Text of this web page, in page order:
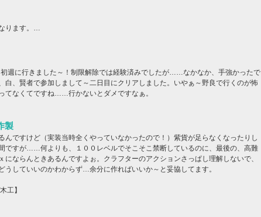
ります。…
週に行きました～！制限解除では経験済みでしたが……なかなか、手強かったで
白、賢者で参加しまして～二日目にクリアしました。いやぁ～野良で行くのが怖
てなくてですね……行かないとダメですなぁ。
製
んですけど（実装当時全くやっていなかったので！）紫貨が足らなくなったりし
ですが……何よりも、１００レベルでそこそこ禁断しているのに、最後の、高難
にならんときあるんですよぉ。クラフターのアクションさっぱし理解しないで、
うしていいのかわからず…余分に作ればいいか～と妥協してます。
工】